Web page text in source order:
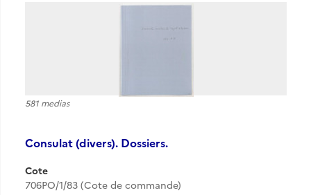
581 medias
Consulat (divers). Dossiers.
Cote
706PO/1/83 (Cote de commande)